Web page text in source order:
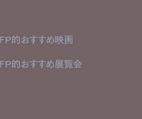
的おすすめ映画
的おすすめ展覧会